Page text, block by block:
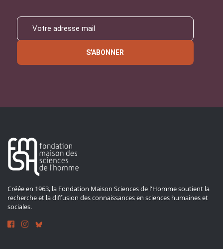
S'ABONNER
Créée en 1963, la Fondation Maison Sciences de l'Homme soutient la
recherche et la diffusion des connaissances en sciences humaines et
sociales.